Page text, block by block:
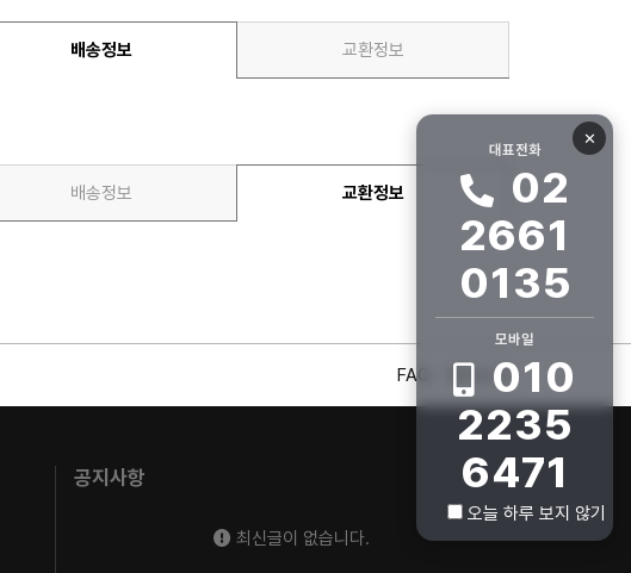
배송정보 교환정보
배송정보 교환정보
FAQ 회사소개
공지사항
최신글이 없습니다.
✕
대표전화
02
2661
0135
모바일
010
2235
6471
오늘 하루 보지 않기